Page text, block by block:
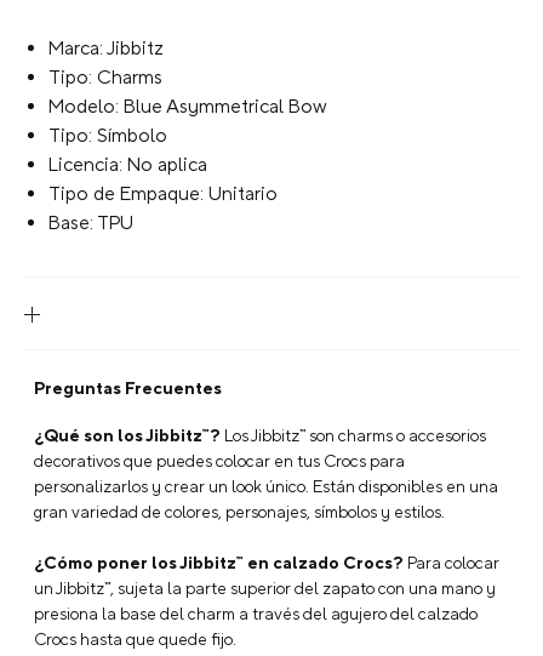
Marca: Jibbitz
Tipo: Charms
Modelo: Blue Asymmetrical Bow
Tipo: Símbolo
Licencia: No aplica
Tipo de Empaque: Unitario
Base: TPU
Preguntas Frecuentes
¿Qué son los Jibbitz™? Los Jibbitz™ son charms o accesorios
decorativos que puedes colocar en tus Crocs para
personalizarlos y crear un look único. Están disponibles en una
gran variedad de colores, personajes, símbolos y estilos.
¿Cómo poner los Jibbitz™ en calzado Crocs? Para colocar
un Jibbitz™, sujeta la parte superior del zapato con una mano y
presiona la base del charm a través del agujero del calzado
Crocs hasta que quede fijo.